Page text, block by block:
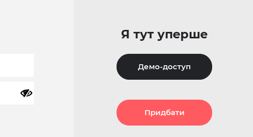
Я тут уперше
Демо-доступ
Придбати